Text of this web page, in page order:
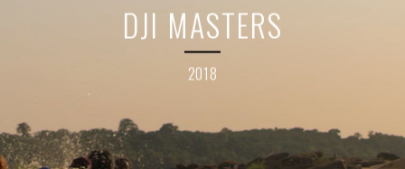
DJI MASTERS
2018